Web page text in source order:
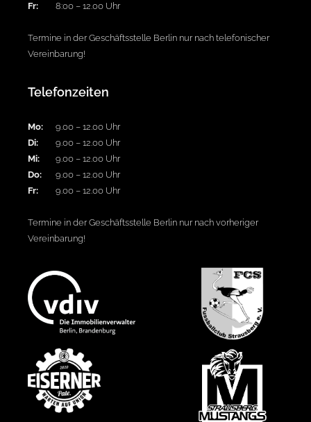
Fr:
8:00 – 12.00 Uhr
Termine in der Geschäftsstelle Berlin nur nach telefonischer
Vereinbarung!
Telefonzeiten
Mo:
9.00 – 12.00 Uhr
Di:
9.00 – 12.00 Uhr
Mi:
9.00 – 12.00 Uhr
Do:
9.00 – 12.00 Uhr
Fr:
9.00 – 12.00 Uhr
Termine in der Geschäftsstelle Berlin nur nach vorheriger
Vereinbarung!